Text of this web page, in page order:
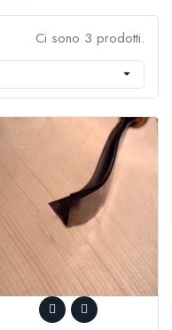
Ci sono 3 prodotti.
